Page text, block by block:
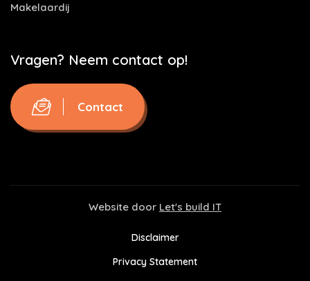
Makelaardij
Vragen? Neem contact op!
Contact
Website door Let's build IT
Disclaimer
Privacy Statement